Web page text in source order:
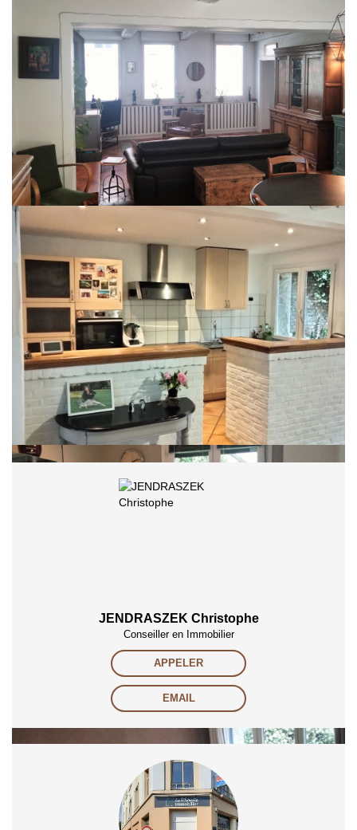
L'Agence la Rhonelle Immobilier Valenciennes propose à la vente une
charmante maison dans un quartier recherché de Valenciennes proche du
centre ville. (place d'Armes à 5 mn à pieds)
- Au rez-de-chaussée : le hall d'entrée dessert une belle pièce à vivre à
l'ambiance chaleureuse ouverte sur une cuisine équipée et aménagée .
- Le premier étage est composé : de trois chambres de belles dimensions et
d'une salle de bains.
- Le deuxième étage est constitué : d'un vaste plateau ( 57 m2 env.) pouvant
faire office de bureau ou de chambre.
Coté vie pratique, le bien dispose d'une cave, d'un cellier et d'un parking
privatif situé d'une résidence à proximité.
Pour visiter vous pouvez contacter Christophe voir coordonnées sur le site la
Rhonelle immobilier Valenciennes.
Mandat: 2063 DPE: D, GES: D
Prix: 313 500€ frais d'agence inclus à la charge du vendeur.
Honoraires à la charge du vendeur
Nos honoraires
Partager :
JENDRASZEK Christophe
Conseiller en Immobilier
APPELER
EMAIL